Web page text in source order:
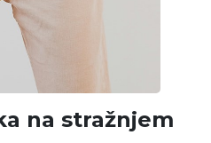
na stražnjem